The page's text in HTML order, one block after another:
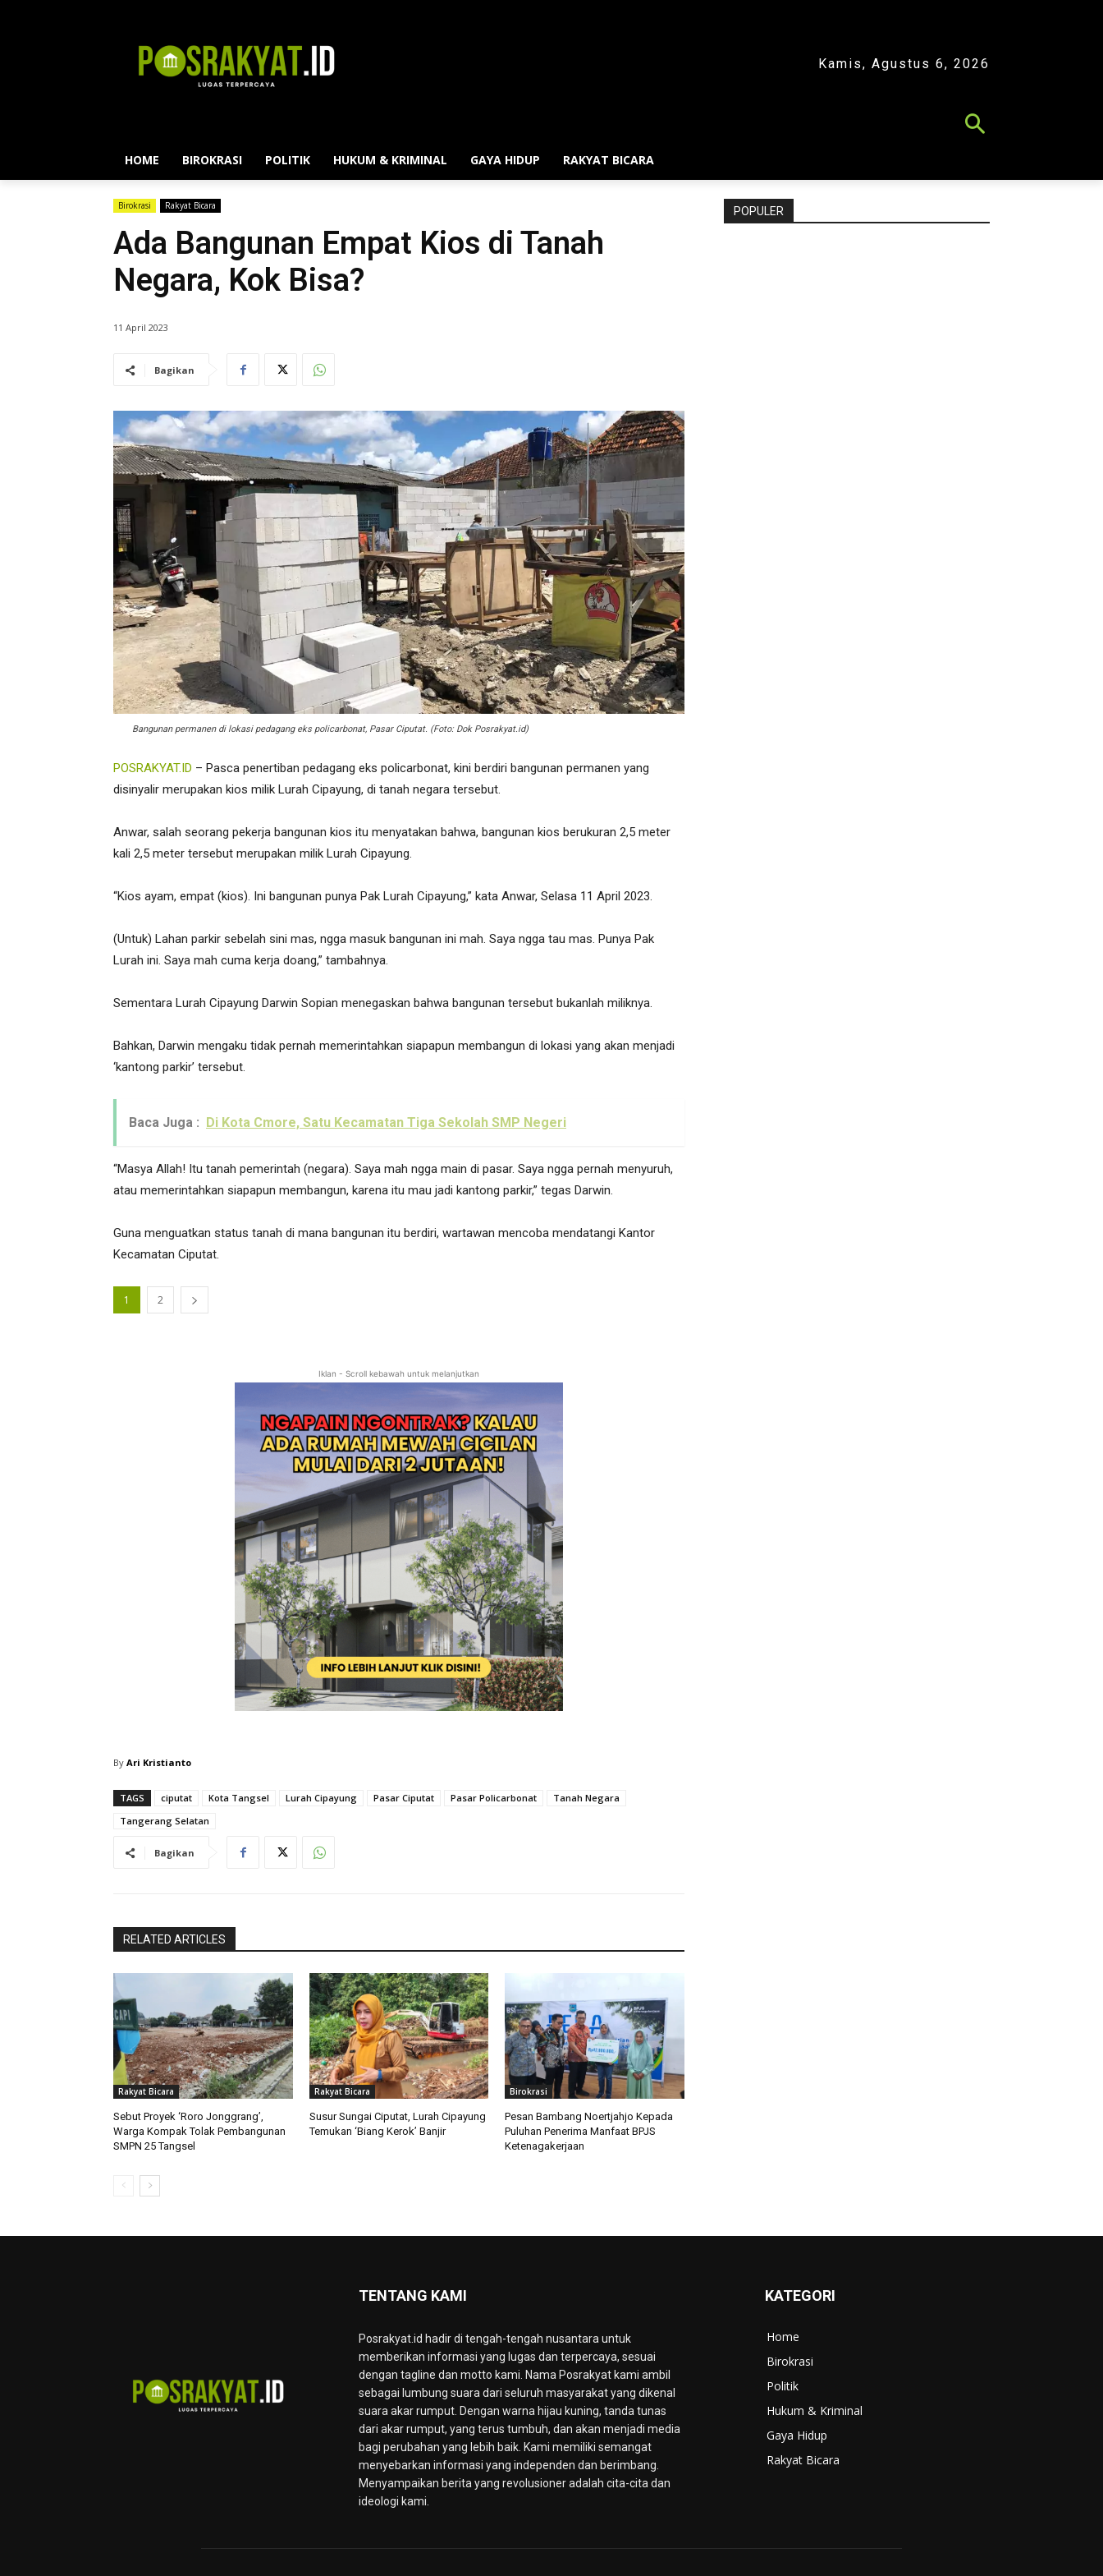
Kamis, Agustus 6, 2026
HOME BIROKRASI POLITIK HUKUM & KRIMINAL GAYA HIDUP RAKYAT BICARA
Birokrasi Rakyat Bicara
Ada Bangunan Empat Kios di Tanah
Negara, Kok Bisa?
11 April 2023
Bagikan
Bangunan permanen di lokasi pedagang eks policarbonat, Pasar Ciputat. (Foto: Dok Posrakyat.id)
POSRAKYAT.ID – Pasca penertiban pedagang eks policarbonat, kini berdiri bangunan permanen yang
disinyalir merupakan kios milik Lurah Cipayung, di tanah negara tersebut.
Anwar, salah seorang pekerja bangunan kios itu menyatakan bahwa, bangunan kios berukuran 2,5 meter
kali 2,5 meter tersebut merupakan milik Lurah Cipayung.
“Kios ayam, empat (kios). Ini bangunan punya Pak Lurah Cipayung,” kata Anwar, Selasa 11 April 2023.
(Untuk) Lahan parkir sebelah sini mas, ngga masuk bangunan ini mah. Saya ngga tau mas. Punya Pak
Lurah ini. Saya mah cuma kerja doang,” tambahnya.
Sementara Lurah Cipayung Darwin Sopian menegaskan bahwa bangunan tersebut bukanlah miliknya.
Bahkan, Darwin mengaku tidak pernah memerintahkan siapapun membangun di lokasi yang akan menjadi
‘kantong parkir’ tersebut.
Baca Juga : Di Kota Cmore, Satu Kecamatan Tiga Sekolah SMP Negeri
“Masya Allah! Itu tanah pemerintah (negara). Saya mah ngga main di pasar. Saya ngga pernah menyuruh,
atau memerintahkan siapapun membangun, karena itu mau jadi kantong parkir,” tegas Darwin.
Guna menguatkan status tanah di mana bangunan itu berdiri, wartawan mencoba mendatangi Kantor
Kecamatan Ciputat.
1 2
Iklan - Scroll kebawah untuk melanjutkan
By Ari Kristianto
TAGS ciputat Kota Tangsel Lurah Cipayung Pasar Ciputat Pasar Policarbonat
Tanah Negara
Tangerang Selatan
Bagikan
RELATED ARTICLES
Rakyat Bicara
Sebut Proyek ‘Roro Jonggrang’,
Warga Kompak Tolak Pembangunan
SMPN 25 Tangsel
Rakyat Bicara
Susur Sungai Ciputat, Lurah Cipayung
Temukan ‘Biang Kerok’ Banjir
Birokrasi
Pesan Bambang Noertjahjo Kepada
Puluhan Penerima Manfaat BPJS
Ketenagakerjaan
POPULER
TENTANG KAMI
Posrakyat.id hadir di tengah-tengah nusantara untuk
memberikan informasi yang lugas dan terpercaya, sesuai
dengan tagline dan motto kami. Nama Posrakyat kami ambil
sebagai lumbung suara dari seluruh masyarakat yang dikenal
suara akar rumput. Dengan warna hijau kuning, tanda tunas
dari akar rumput, yang terus tumbuh, dan akan menjadi media
bagi perubahan yang lebih baik. Kami memiliki semangat
menyebarkan informasi yang independen dan berimbang.
Menyampaikan berita yang revolusioner adalah cita-cita dan
ideologi kami.
KATEGORI
Home
Birokrasi
Politik
Hukum & Kriminal
Gaya Hidup
Rakyat Bicara